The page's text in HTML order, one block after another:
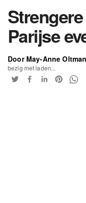
Parijse
Door May-Anne
bezig met laden...